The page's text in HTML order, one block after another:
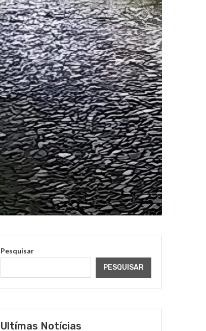
Pesquisar
PESQUISAR
Ultímas Notícias